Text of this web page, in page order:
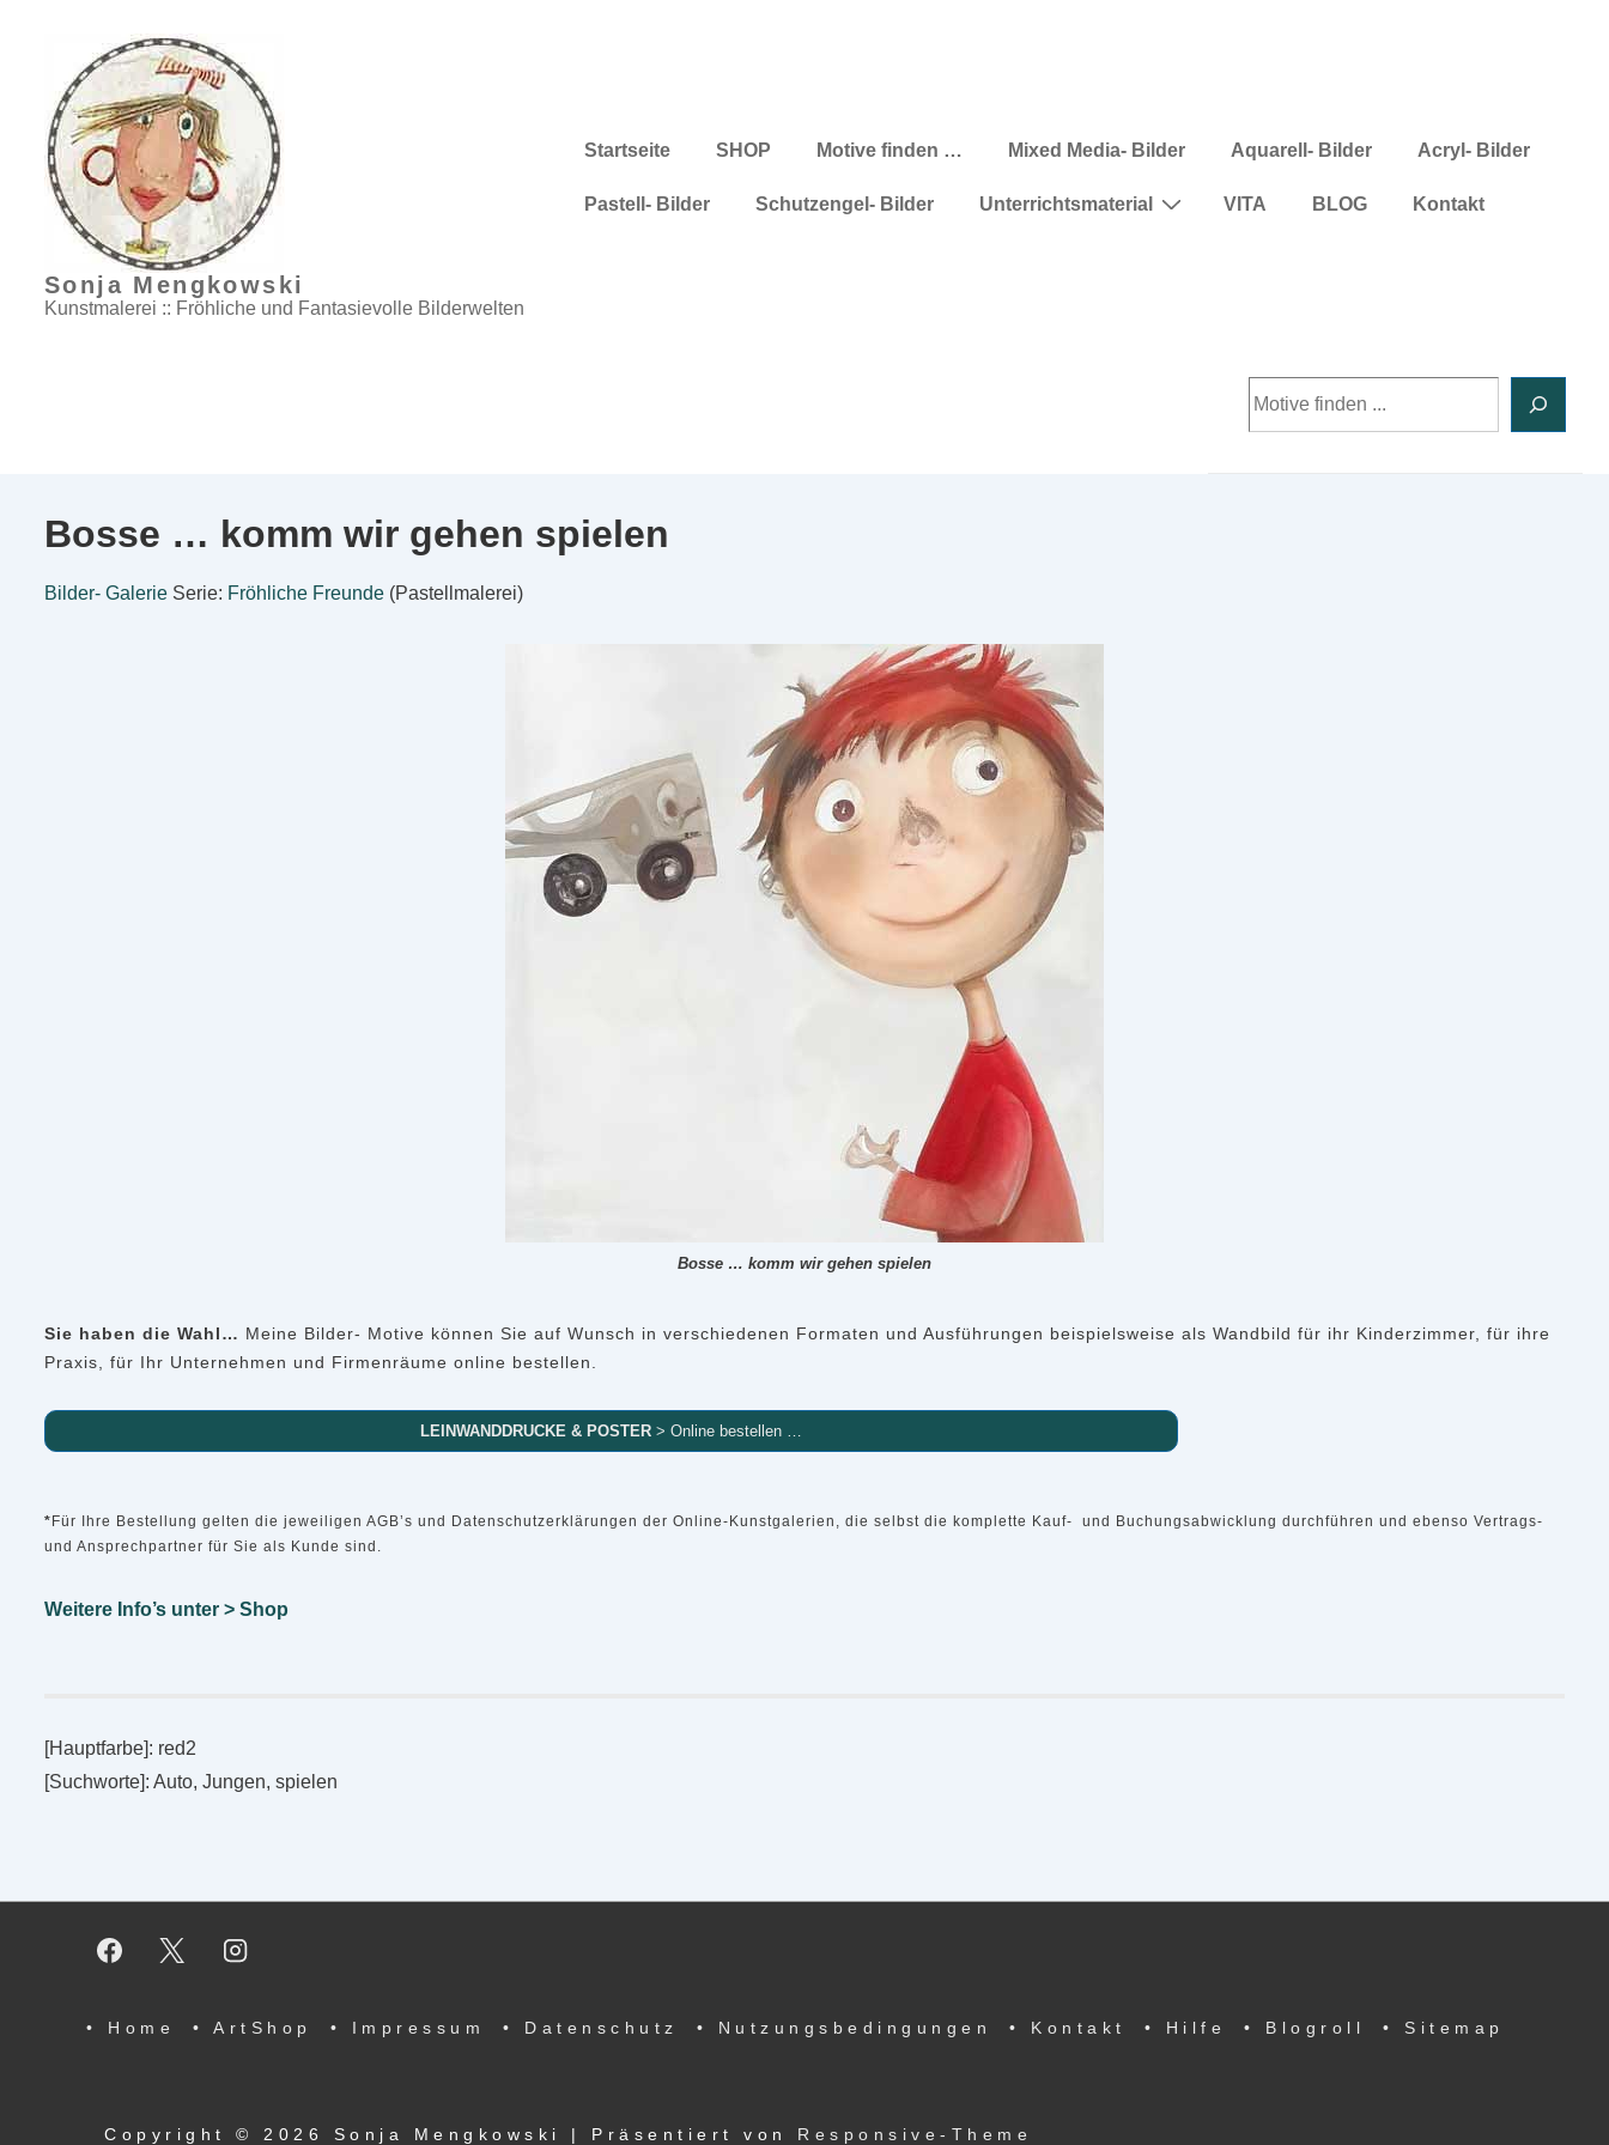
Sonja Mengkowski
Kunstmalerei :: Fröhliche und Fantasievolle Bilderwelten
Hauptnavigation
Startseite SHOP Motive finden … Mixed Media- Bilder Aquarell- Bilder Acryl- Bilder
Pastell- Bilder Schutzengel- Bilder Unterrichtsmaterial VITA BLOG Kontakt
Bosse … komm wir gehen spielen
Bilder- Galerie Serie: Fröhliche Freunde (Pastellmalerei)
Bosse … komm wir gehen spielen
Sie haben die Wahl… Meine Bilder- Motive können Sie auf Wunsch in verschiedenen Formaten und Ausführungen beispielsweise als Wandbild für ihr Kinderzimmer, für ihre
Praxis, für Ihr Unternehmen und Firmenräume online bestellen.
LEINWANDDRUCKE & POSTER > Online bestellen …
* Für Ihre Bestellung gelten die jeweiligen AGB’s und Datenschutzerklärungen der Online-Kunstgalerien, die selbst die komplette Kauf- und Buchungsabwicklung durchführen und ebenso Vertrags-
und Ansprechpartner für Sie als Kunde sind.
Weitere Info’s unter > Shop
[Hauptfarbe]: red2
[Suchworte]: Auto, Jungen, spielen
Footer-
• Home • ArtShop • Impressum • Datenschutz • Nutzungsbedingungen • Kontakt • Hilfe • Blogroll • Sitemap
Copyright © 2026 Sonja Mengkowski | Präsentiert von Responsive-Theme